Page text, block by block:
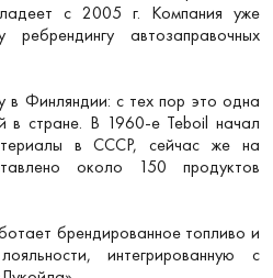
с 2005 г. Компания уже
автозаправочных
в Финляндии: с тех пор это одна
в стране. В 1960-е Teboil начал
в СССР, сейчас же на
около 150 продуктов
брендированное топливо и
интегрированную с